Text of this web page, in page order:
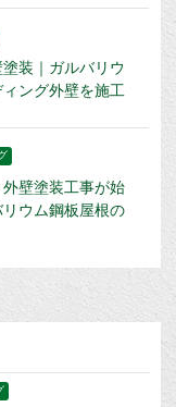
装｜ガルバリウ
ング外壁を施工
壁塗装工事が始
ウム鋼板屋根の